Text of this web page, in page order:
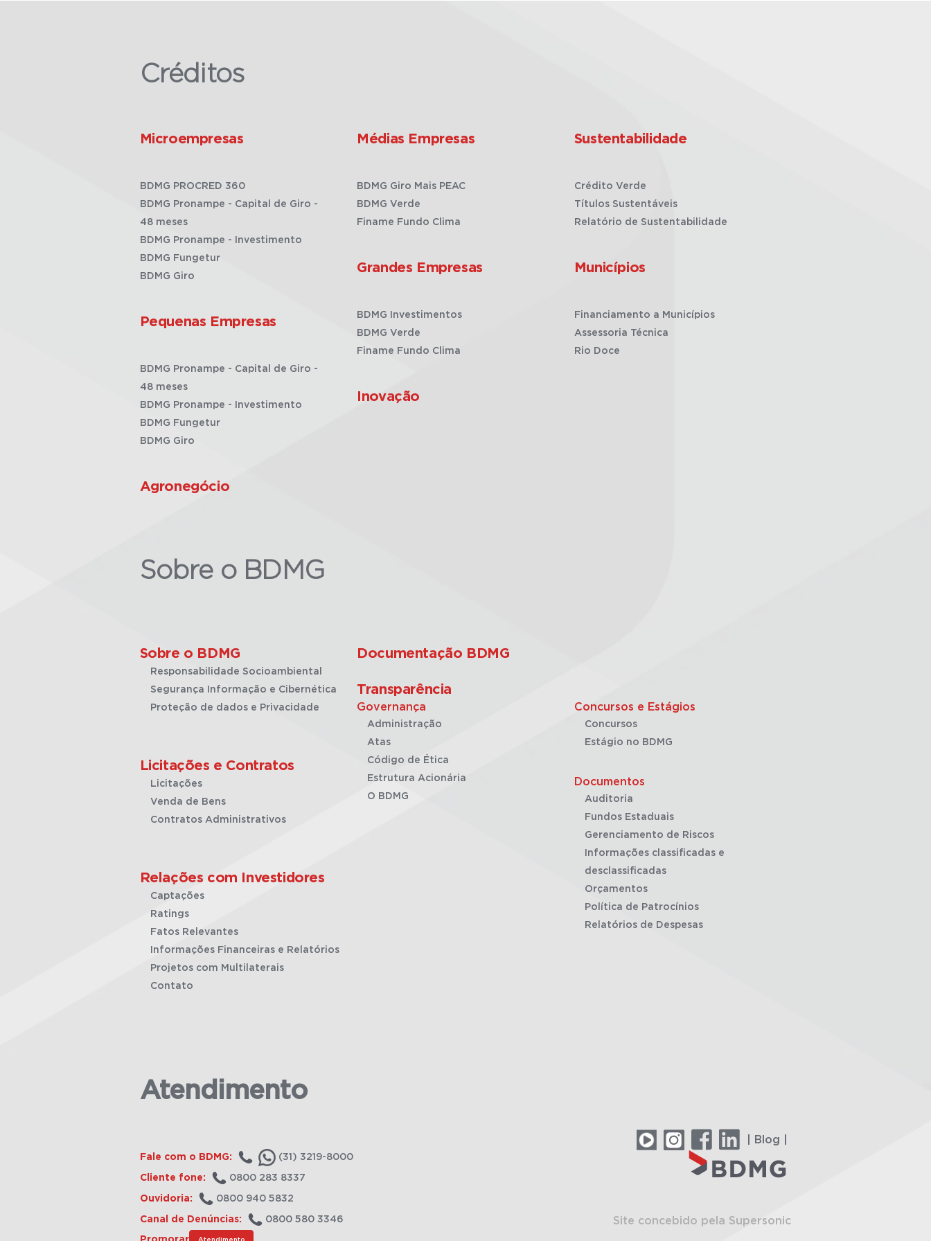
Créditos
Microempresas
BDMG PROCRED 360
BDMG Pronampe - Capital de Giro -
48 meses
BDMG Pronampe - Investimento
BDMG Fungetur
BDMG Giro
Pequenas Empresas
BDMG Pronampe - Capital de Giro -
48 meses
BDMG Pronampe - Investimento
BDMG Fungetur
BDMG Giro
Agronegócio
Médias Empresas
BDMG Giro Mais PEAC
BDMG Verde
Finame Fundo Clima
Grandes Empresas
BDMG Investimentos
BDMG Verde
Finame Fundo Clima
Inovação
Sustentabilidade
Crédito Verde
Títulos Sustentáveis
Relatório de Sustentabilidade
Municípios
Financiamento a Municípios
Assessoria Técnica
Rio Doce
Sobre o BDMG
Sobre o BDMG
Responsabilidade Socioambiental
Segurança Informação e Cibernética
Proteção de dados e Privacidade
Licitações e Contratos
Licitações
Venda de Bens
Contratos Administrativos
Relações com Investidores
Captações
Ratings
Fatos Relevantes
Informações Financeiras e Relatórios
Projetos com Multilaterais
Contato
Documentação BDMG
Transparência
Governança
Administração
Atas
Código de Ética
Estrutura Acionária
O BDMG
Concursos e Estágios
Concursos
Estágio no BDMG
Documentos
Auditoria
Fundos Estaduais
Gerenciamento de Riscos
Informações classificadas e
desclassificadas
Orçamentos
Política de Patrocínios
Relatórios de Despesas
Atendimento
Fale com o BDMG: (31) 3219-8000
Cliente fone: 0800 283 8337
Ouvidoria: 0800 940 5832
Canal de Denúncias: 0800 580 3346
Atendimento
| Blog |
Site concebido pela Supersonic